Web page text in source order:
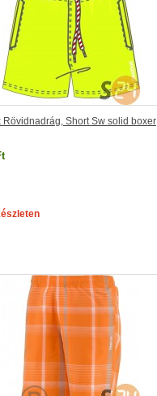
Rövidnadrág, Short Sw solid boxer